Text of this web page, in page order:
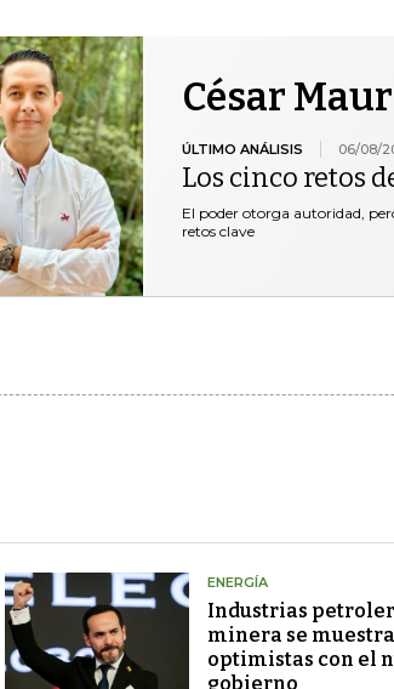
César
ÚLTIMO ANÁLISIS 06/08/
Los cinco retos
El poder otorga autoridad,
retos clave
ENERGÍA
Industrias
minera se
optimistas con el
gobierno